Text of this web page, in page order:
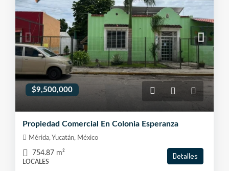
$9,500,000
Propiedad Comercial En Colonia Esperanza
Mérida, Yucatán, México
754.87 m²
LOCALES
Detalles